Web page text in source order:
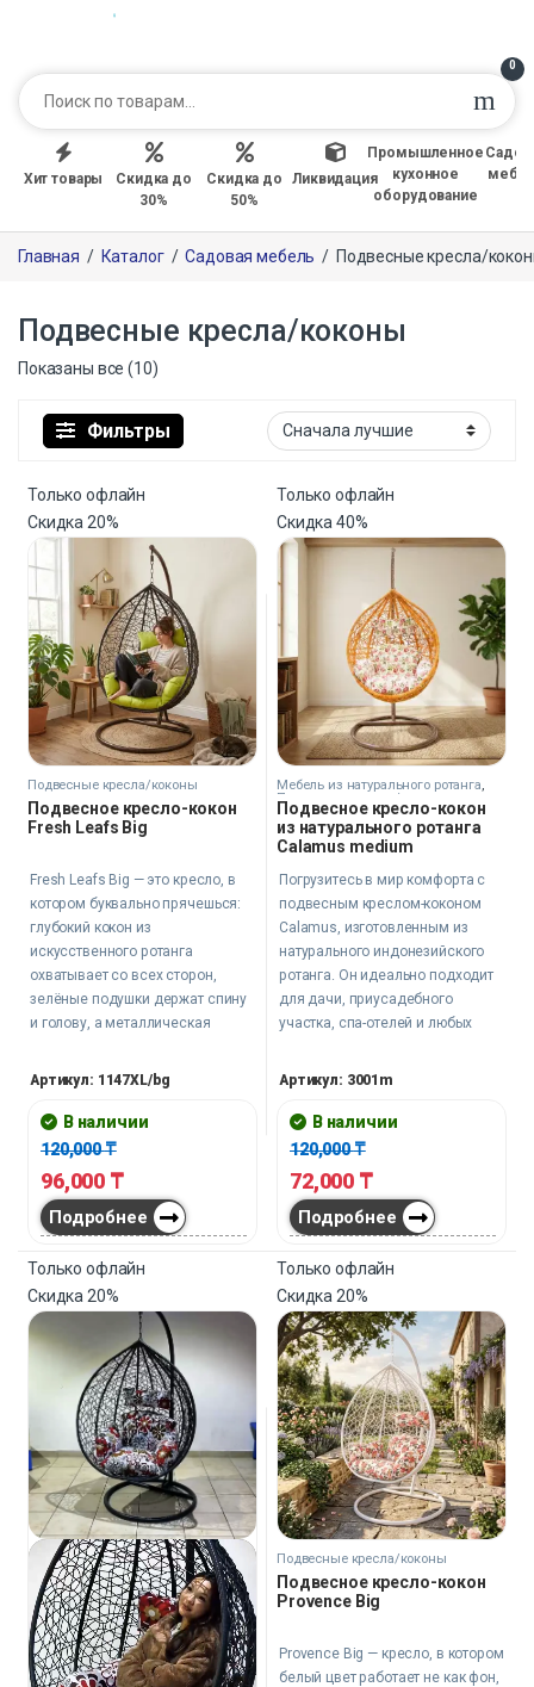
0
Хит товары
Скидка до
30%
Скидка до
50%
Ликвидация
Промышленное
кухонное
оборудование
Главная / Каталог / Садовая мебель / Подвесные кресла/
Подвесные кресла/коконы
Показаны все (10)
Фильтры
Только офлайн
Скидка20%
Подвесные кресла/коконы
Подвесное кресло-кокон
Fresh Leafs Big
Fresh Leafs Big — это кресло, в
котором буквально прячешься:
глубокий кокон из
искусственного ротанга
охватывает со всех сторон,
зелёные подушки держат спину
и голову, а металлическая
устойчивость при нагрузке до
самодостаточна — никаких
дополнительных точек
поверхность под основанием
конструкции.
Артикул: 1147XL/bg
В наличии
120,000₸
96,000 ₸
Подробнее
Только офлайн
Скидка40%
Мебель из натурального ротанга,
Подвесные кресла/коконы
Подвесное кресло-кокон
из натурального ротанга
Calamus medium
Погрузитесь в мир комфорта с
подвесным креслом-коконом
Calamus, изготовленным из
натурального индонезийского
ротанга. Он идеально подходит
для дачи, приусадебного
участка, спа-отелей и любых
заботятся об отдыхе клиентов и
Артикул: 3001m
В наличии
120,000₸
72,000 ₸
Подробнее
Только офлайн
Скидка 20%
Только офлайн
Скидка 20%
Подвесные кресла/коконы
Подвесное кресло-кокон
Provence Big
Provence Big — кресло, в котором
белый цвет работает не как фон,